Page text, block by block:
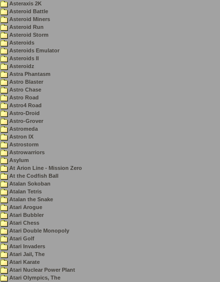
Asteraxis 2K
Asteroid Battle
Asteroid Miners
Asteroid Run
Asteroid Storm
Asteroids
Asteroids Emulator
Asteroids II
Asteroidz
Astra Phantasm
Astro Blaster
Astro Chase
Astro Road
Astro4 Road
Astro-Droid
Astro-Grover
Astromeda
Astron IX
Astrostorm
Astrowarriors
Asylum
At Arion Line - Mission Zero
At the Codfish Ball
Atalan Sokoban
Atalan Tetris
Atalan the Snake
Atari Arogue
Atari Bubbler
Atari Chess
Atari Double Monopoly
Atari Golf
Atari Invaders
Atari Jail, The
Atari Karate
Atari Nuclear Power Plant
Atari Olympics, The